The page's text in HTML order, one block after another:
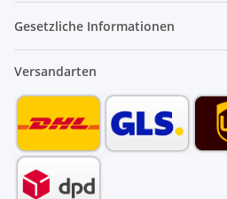
Gesetzliche Informationen
Versandarten